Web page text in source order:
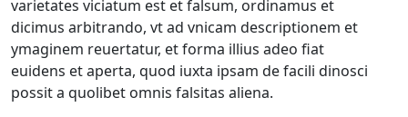
varietates viciatum est et falsum, ordinamus et
dicimus arbitrando, vt ad vnicam descriptionem et
ymaginem reuertatur, et forma illius adeo fiat
euidens et aperta, quod iuxta ipsam de facili dinosci
possit a quolibet omnis falsitas aliena.